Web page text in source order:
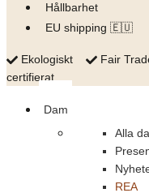
Hållbarhet
EU shipping 🇪🇺
Ekologiskt Fair
certifierat
Dam
Alla
REA